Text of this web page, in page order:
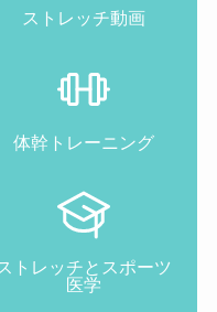
ストレッチ動画
体幹トレーニング
トレッチとスポーツ
医学